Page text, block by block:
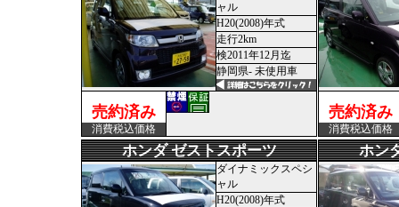
ャル
H20(2008)年式
走行2km
検2011年12月迄
静岡県- 未使用車
売約済み
消費税込価格
売約済み
消費税込価格
ホンダ ゼストスポーツ
ダイナミックスペシ
ャル
H20(2008)年式
ホン